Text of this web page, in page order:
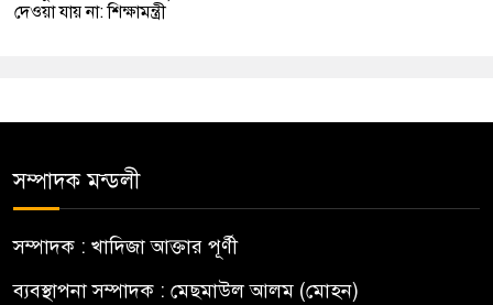
দেওয়া যায় না: শিক্ষামন্ত্রী
সম্পাদক মন্ডলী
সম্পাদক : খাদিজা আক্তার পূর্ণী
ব্যবস্থাপনা সম্পাদক : মেছমাউল আলম (মোহন)